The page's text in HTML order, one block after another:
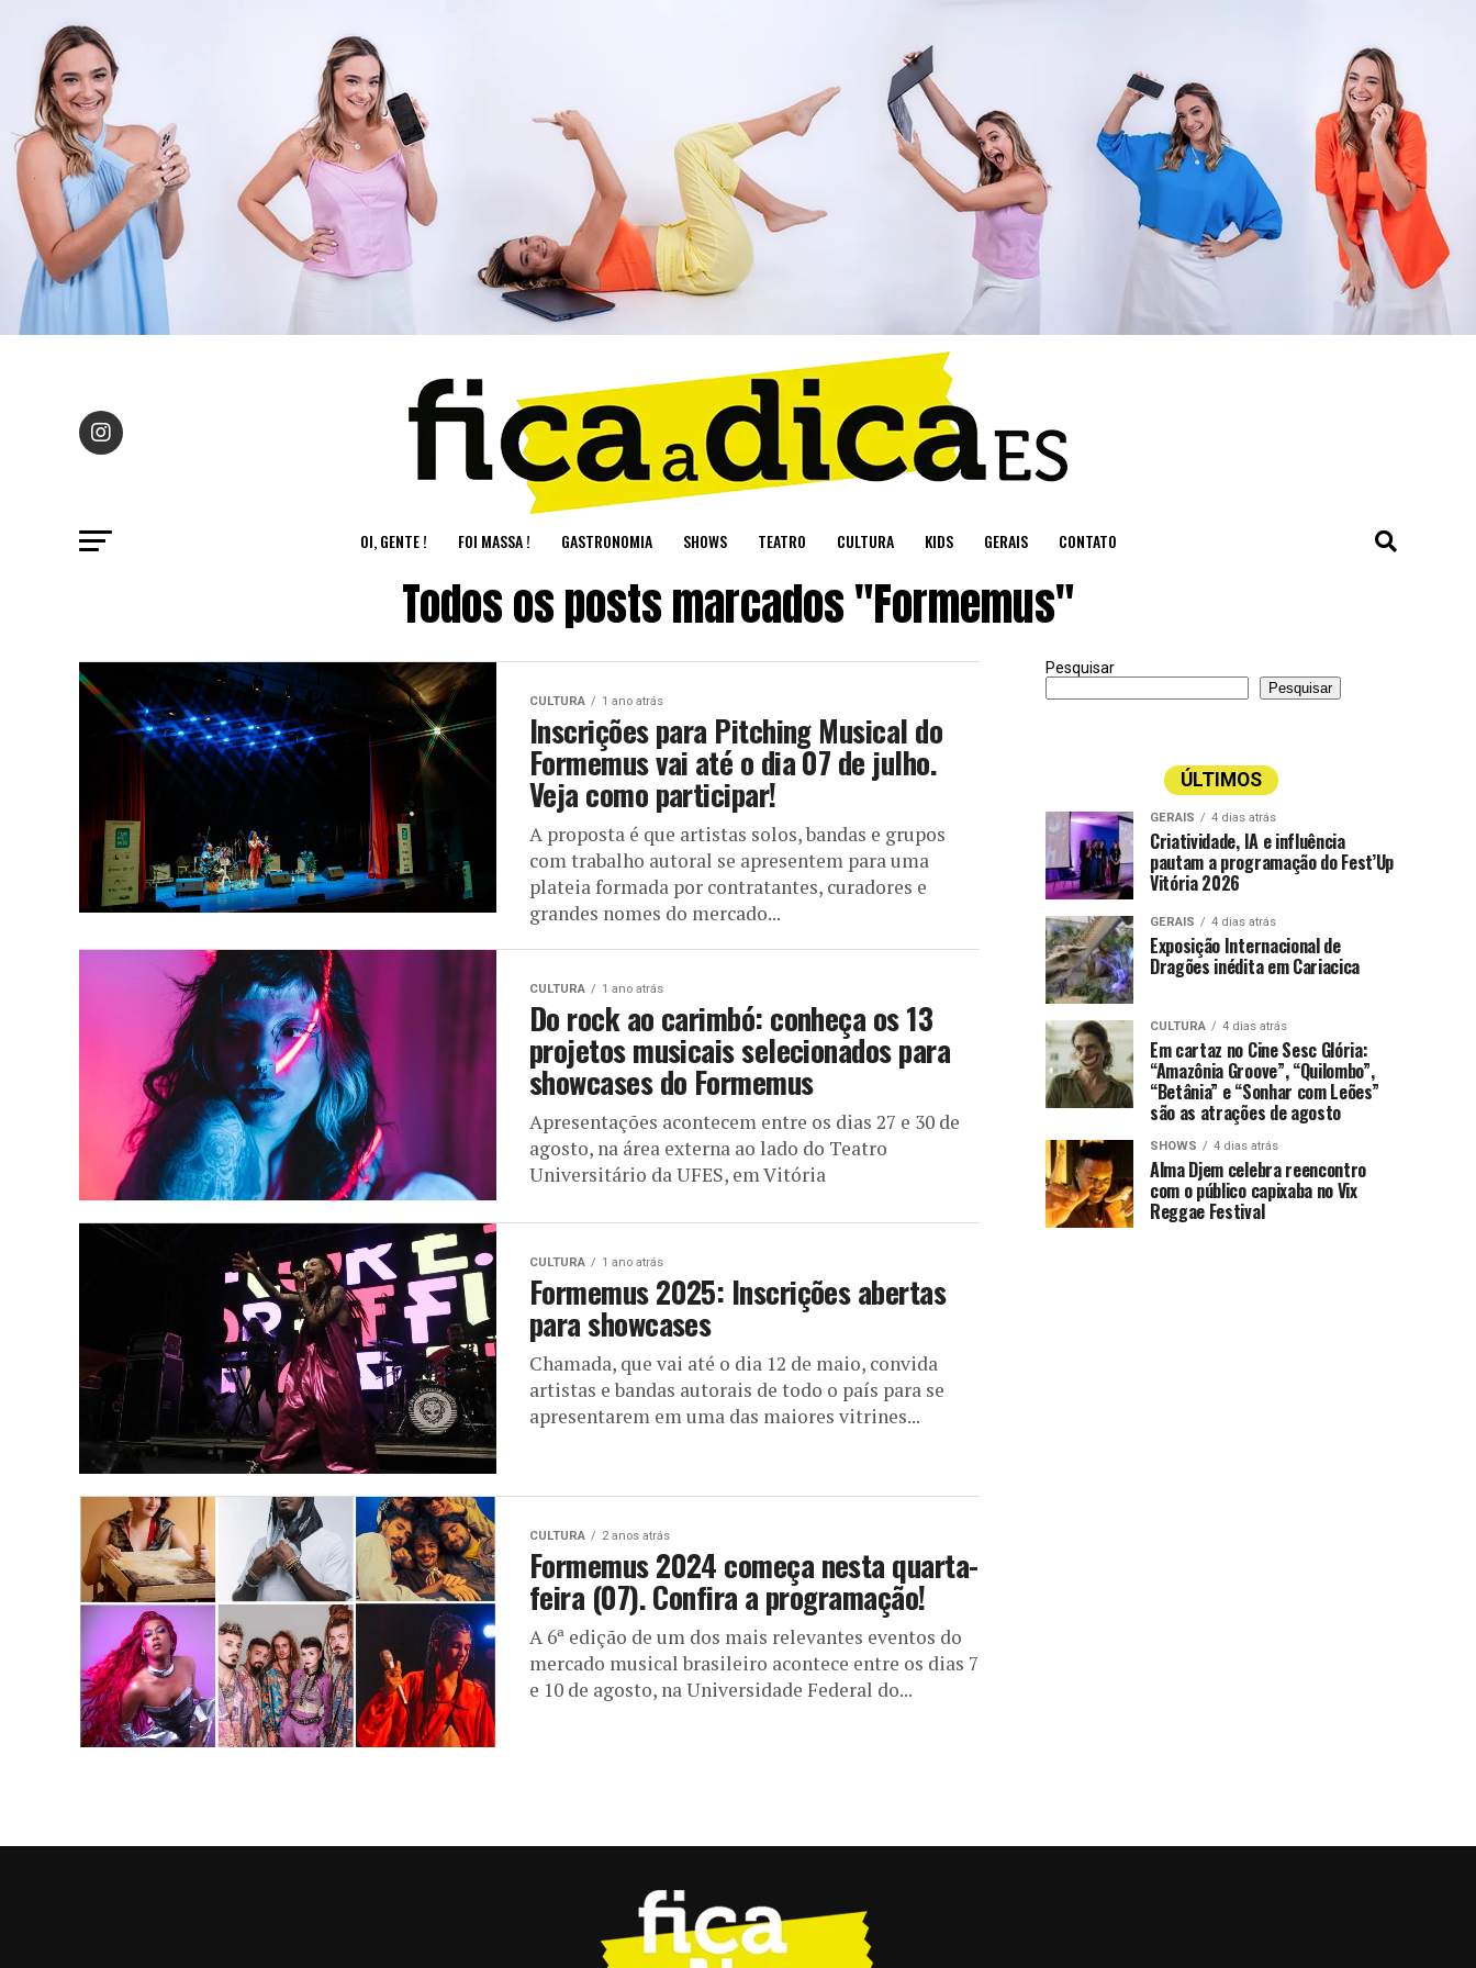
OI, GENTE ! FOI MASSA ! GASTRONOMIA SHOWS TEATRO CULTURA KIDS GERAIS CONTATO
Todos os posts marcados "Formemus"
CULTURA 1 ano atrás
Inscrições para Pitching Musical do
Formemus vai até o dia 07 de julho.
Veja como participar!
A proposta é que artistas solos, bandas e grupos
com trabalho autoral se apresentem para uma
plateia formada por contratantes, curadores e
grandes nomes do mercado...
CULTURA 1 ano atrás
Do rock ao carimbó: conheça os 13
projetos musicais selecionados para
showcases do Formemus
Apresentações acontecem entre os dias 27 e 30 de
agosto, na área externa ao lado do Teatro
Universitário da UFES, em Vitória
CULTURA 1 ano atrás
Formemus 2025: Inscrições abertas
para showcases
Chamada, que vai até o dia 12 de maio, convida
artistas e bandas autorais de todo o país para se
apresentarem em uma das maiores vitrines...
CULTURA 2 anos atrás
Formemus 2024 começa nesta quarta-
feira (07). Confira a programação!
A 6ª edição de um dos mais relevantes eventos do
mercado musical brasileiro acontece entre os dias 7
e 10 de agosto, na Universidade Federal do...
Pesquisar
Pesquisar
ÚLTIMOS
GERAIS 4 dias atrás
Criatividade, IA e influência
pautam a programação do Fest’Up
Vitória 2026
GERAIS 4 dias atrás
Exposição Internacional de
Dragões inédita em Cariacica
CULTURA 4 dias atrás
Em cartaz no Cine Sesc Glória:
“Amazônia Groove”, “Quilombo”,
“Betânia” e “Sonhar com Leões”
são as atrações de agosto
SHOWS 4 dias atrás
Alma Djem celebra reencontro
com o público capixaba no Vix
Reggae Festival